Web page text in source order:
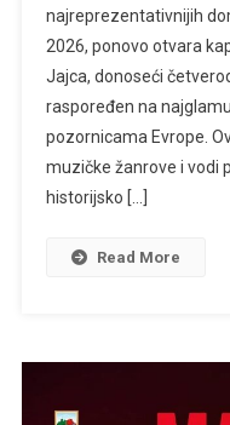
najreprezentativnijih
2026, ponovo otvara
Jajca, donoseći
raspoređen na
pozornicama Evrope.
muzičke žanrove i vodi
historijsko […]
Read More